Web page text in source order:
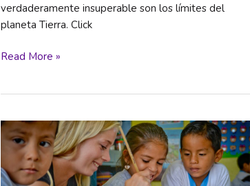
verdaderamente insuperable son los límites del
planeta Tierra. Click
Qué
neoliberal
en
crisis
Read More »